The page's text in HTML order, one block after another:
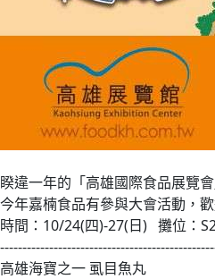
睽違一年的「高雄國際食品展覽
今年嘉楠食品有參與大會活動，
時間：10/24(四)-27(日) 攤位：
高雄海寶之一 虱目魚丸